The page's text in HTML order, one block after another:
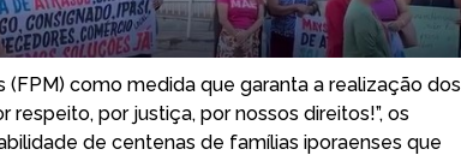
como medida que garanta a realização dos
por justiça, por nossos direitos!”, os
de centenas de famílias iporaenses que